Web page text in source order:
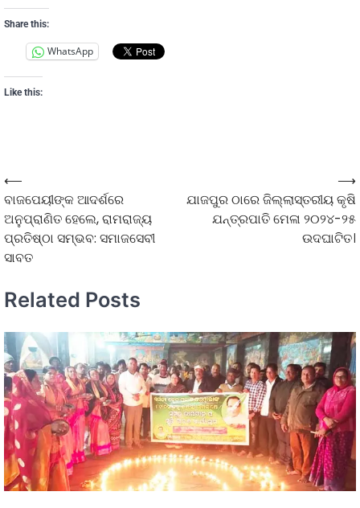
Share this:
WhatsApp
Like this:
⟵
ବାଜପେୟୀଙ୍କ ଆଦର୍ଶରେ
ଅନୁପ୍ରାଣିତ ହେଲେ, ରାମରାଜ୍ୟ
ପ୍ରତିଷ୍ଠା ସମ୍ଭବ: ସମାଜସେବୀ
ସାବତ
ଯାଜପୁର ଠାରେ ଜିଲ୍ଲାସ୍ତରୀୟ କୃଷି
ଯନ୍ତ୍ରପାତି ମେଳା ୨୦୨୪-୨୫
ଉଦଘାଟିତ।
⟶
Related Posts